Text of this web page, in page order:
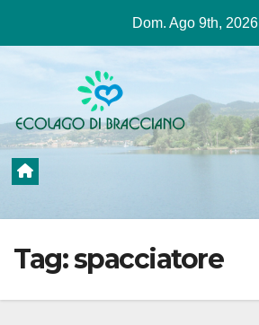
contenuto
Dom. Ago 9th, 2026
Tag:spacciatore